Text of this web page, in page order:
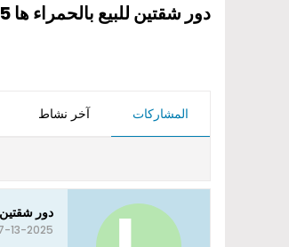
دور شقتين للبيع بالحمراء ها 5 المدينة المنورة
المشاركات آخر نشاط
دور شقتين للبيع
2025, 10:07 AM